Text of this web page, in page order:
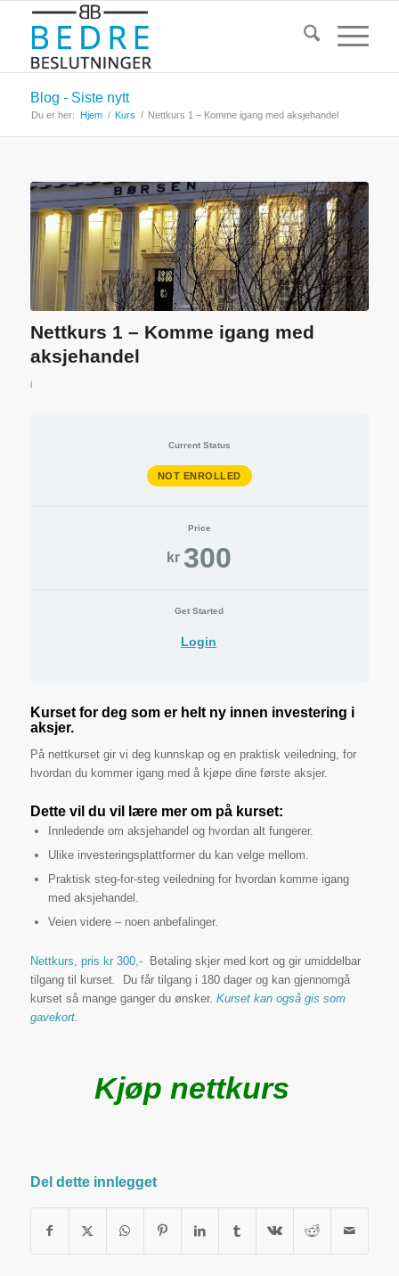
Blog - Siste nytt
Du er her: Hjem / Kurs / Nettkurs 1 – Komme igang med aksjehandel
Nettkurs 1 – Komme igang med
aksjehandel
i
Current Status
NOT ENROLLED
Price
kr 300
Get Started
Login
Kurset for deg som er helt ny innen investering i
aksjer.
På nettkurset gir vi deg kunnskap og en praktisk veiledning, for
hvordan du kommer igang med å kjøpe dine første aksjer.
Dette vil du vil lære mer om på kurset:
Innledende om aksjehandel og hvordan alt fungerer.
Ulike investeringsplattformer du kan velge mellom.
Praktisk steg-for-steg veiledning for hvordan komme igang
med aksjehandel.
Veien videre – noen anbefalinger.
Nettkurs, pris kr 300,-Betaling skjer med kort og gir umiddelbar
tilgang til kurset.
Du får tilgang i 180 dager og kan gjennomgå
kurset så mange ganger du ønsker. Kurset kan også gis som
gavekort.
Kjøp nettkurs
Del dette innlegget